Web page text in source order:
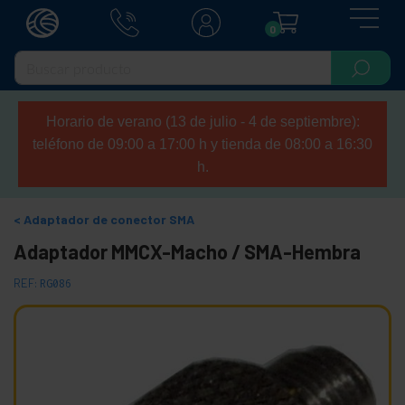
0
Horario de verano (13 de julio - 4 de septiembre):
teléfono de 09:00 a 17:00 h y tienda de 08:00 a 16:30
h.
Adaptador de conector SMA
Adaptador MMCX-Macho / SMA-Hembra
REF: RG086